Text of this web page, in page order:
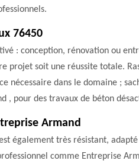
76450
: conception, rénovation ou
soit une réussite totale.
nécessaire dans le domaine ;
, pour des travaux de béton
Armand
également très résistant,
comme Entreprise